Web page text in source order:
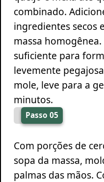
combinado.
ingredientes secos
massa
suficiente para
levemente
mole, leve para a
minutos.
Passo 05
Com porções de
sopa da massa,
palmas das mãos.